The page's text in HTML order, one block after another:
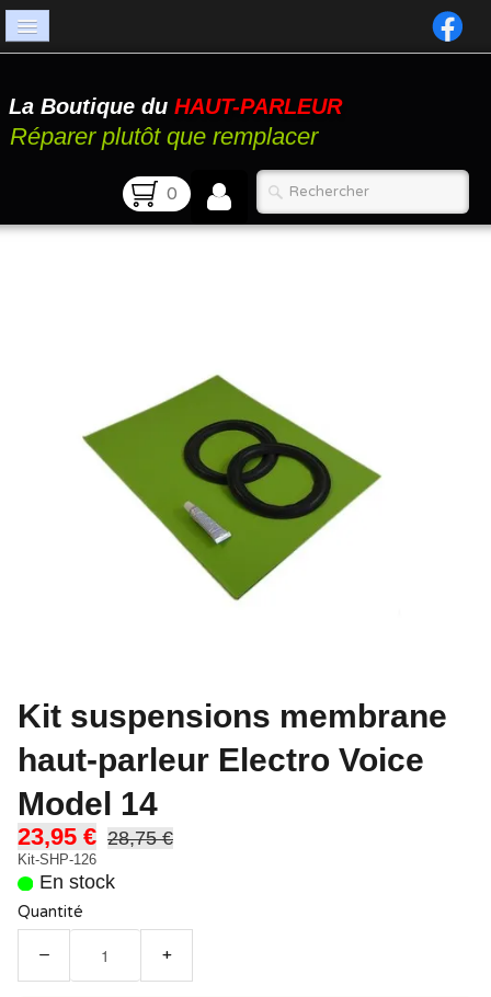
Catalogue
Atelier
La Boutique du HAUT-PARLEUR
Réparer plutôt que remplacer
0
Kit suspensions membrane
haut-parleur Electro Voice
Model 14
23,95 € 28,75 €
Kit-SHP-126
En stock
Quantité
− +